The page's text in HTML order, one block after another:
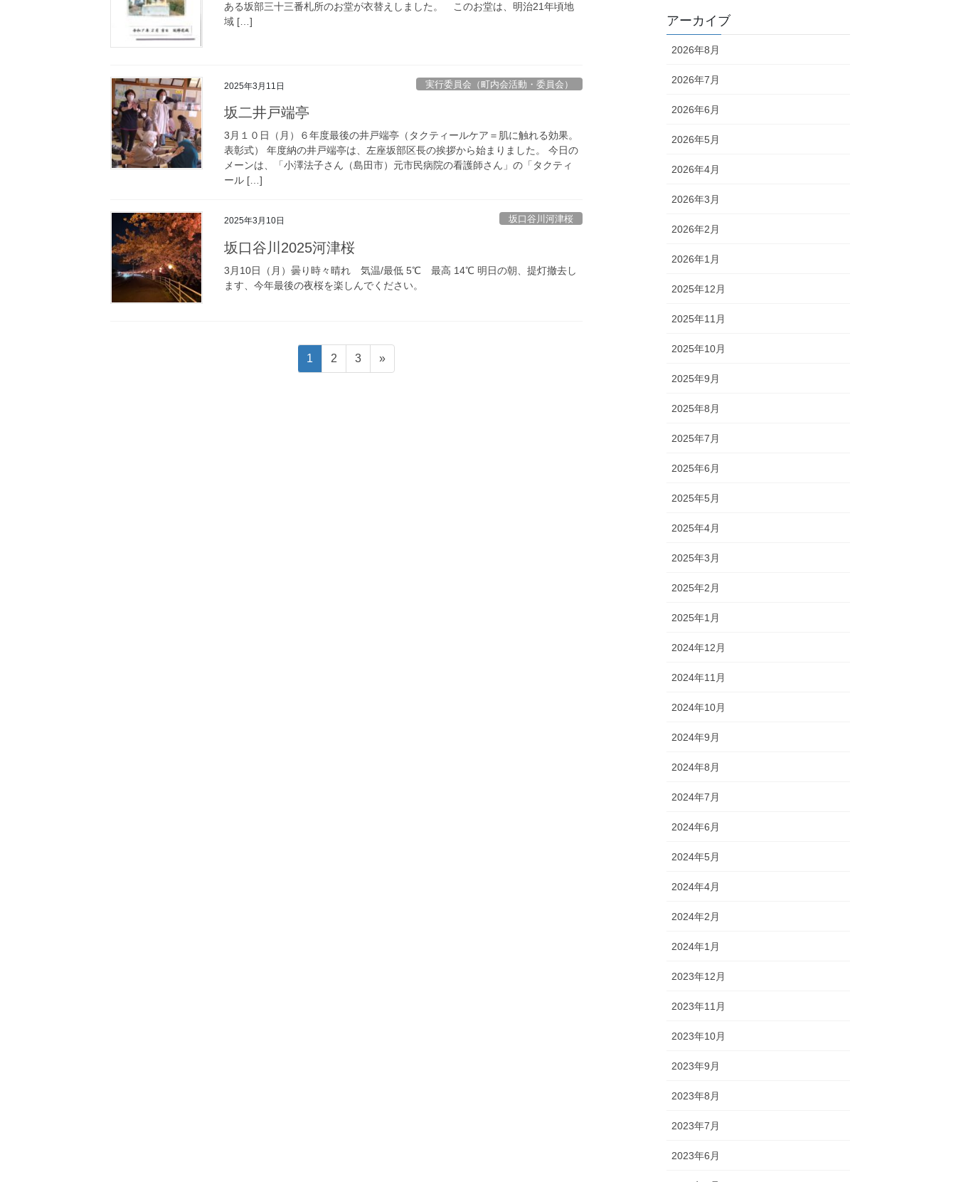
ある坂部三十三番札所のお堂が衣替えしました。 このお堂は、明治21年頃地
域 […]
2025年3月11日 実行委員会（町内会活動・委員会）
坂二井戸端亭
3月１０日（月）６年度最後の井戸端亭（タクティールケア＝肌に触れる効果。
表彰式） 年度納の井戸端亭は、左座坂部区長の挨拶から始まりました。 今日の
メーンは、「小澤法子さん（島田市）元市民病院の看護師さん」の「タクティ
ール […]
2025年3月10日 坂口谷川河津桜
坂口谷川2025河津桜
3月10日（月）曇り時々晴れ 気温/最低 5℃ 最高 14℃ 明日の朝、提灯撤去し
ます、今年最後の夜桜を楽しんでください。
ペ
ー
1
ペ
ー
2
ペ
ー
3 »
アーカイブ
2026年8月
2026年7月
2026年6月
2026年5月
2026年4月
2026年3月
2026年2月
2026年1月
2025年12月
2025年11月
2025年10月
2025年9月
2025年8月
2025年7月
2025年6月
2025年5月
2025年4月
2025年3月
2025年2月
2025年1月
2024年12月
2024年11月
2024年10月
2024年9月
2024年8月
2024年7月
2024年6月
2024年5月
2024年4月
2024年2月
2024年1月
2023年12月
2023年11月
2023年10月
2023年9月
2023年8月
2023年7月
2023年6月